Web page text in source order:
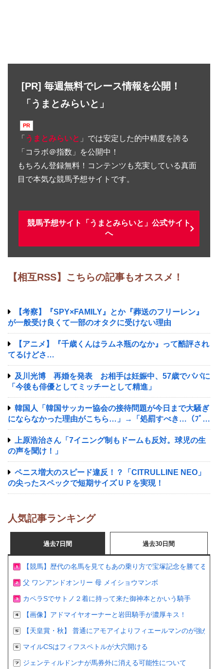
[PR] 毎週無料でレース情報を公開！
「うまとみらいと」
「 うまとみらいと 」では安定した的中精度を誇る
「コラボ＠指数」を公開中！
もちろん登録無料！コンテンツも充実している真面
目で本気な競馬予想サイトです。
競馬予想サイト「うまとみらいと」公式サイト
へ
【相互RSS】こちらの記事もオススメ！
【考察】『SPY×FAMILY』とか『葬送のフリーレン』
が一般受け良くて一部のオタクに受けない理由
【アニメ】『千歳くんはラムネ瓶のなか』って酷評され
てるけどさ…
及川光博 再婚を発表 お相手は妊娠中、57歳でパパに
「今後も俳優としてミッチーとして精進」
韓国人「韓国サッカー協会の接待問題が今日まで大騒ぎ
にならなかった理由がこちら…」→「処罰すべき…（ﾌﾞﾙ
ﾌﾞﾙ」＝韓国の反応
上原浩治さん「7イニング制もドームも反対。球児の生
の声を聞け！」
ペニス増大のスピード違反！？「CITRULLINE NEO」
の尖ったスペックで短期サイズＵＰを実現！
人気記事ランキング
過去7日間 過去30日間
【競馬】歴代の名馬を見てもあの乗り方で宝塚記念を勝てる
父 ワンアンドオンリー 母 メイショウマンボ
カペラSでサトノ２着に持って来た御神本とかいう騎手
【画像】アドマイヤオーナーと岩田騎手が濃厚キス！
【天皇賞・秋】 普通にアモアイよりフィエールマンのが強かっ
マイルCSはフィフスペトルが大穴開ける
ジェンティルドンナが馬券外に消える可能性について